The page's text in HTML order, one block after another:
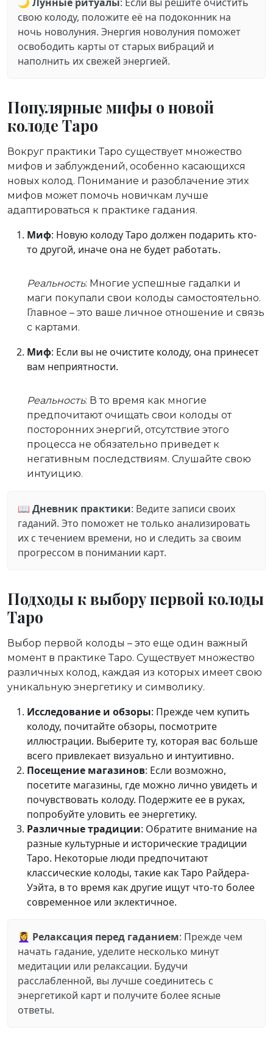
свою колоду, положите её на подоконник на
ночь новолуния. Энергия новолуния поможет
освободить карты от старых вибраций и
наполнить их свежей энергией.
Популярные мифы о новой
колоде Таро
Вокруг практики Таро существует множество
мифов и заблуждений, особенно касающихся
новых колод. Понимание и разоблачение этих
мифов может помочь новичкам лучше
адаптироваться к практике гадания.
Миф: Новую колоду Таро должен подарить кто-
то другой, иначе она не будет работать.
Реальность: Многие успешные гадалки и
маги покупали свои колоды самостоятельно.
Главное – это ваше личное отношение и связь
с картами.
Миф: Если вы не очистите колоду, она принесет
вам неприятности.
Реальность: В то время как многие
предпочитают очищать свои колоды от
посторонних энергий, отсутствие этого
процесса не обязательно приведет к
негативным последствиям. Слушайте свою
интуицию.
📖 Дневник практики: Ведите записи своих
гаданий. Это поможет не только анализировать
их с течением времени, но и следить за своим
прогрессом в понимании карт.
Подходы к выбору первой колоды
Таро
Выбор первой колоды – это еще один важный
момент в практике Таро. Существует множество
различных колод, каждая из которых имеет свою
уникальную энергетику и символику.
Исследование и обзоры: Прежде чем купить
колоду, почитайте обзоры, посмотрите
иллюстрации. Выберите ту, которая вас больше
всего привлекает визуально и интуитивно.
Посещение магазинов: Если возможно,
посетите магазины, где можно лично увидеть и
почувствовать колоду. Подержите ее в руках,
попробуйте уловить ее энергетику.
Различные традиции: Обратите внимание на
разные культурные и исторические традиции
Таро. Некоторые люди предпочитают
классические колоды, такие как Таро Райдера-
Уэйта, в то время как другие ищут что-то более
современное или эклектичное.
💆‍♀️ Релаксация перед гаданием: Прежде чем
начать гадание, уделите несколько минут
медитации или релаксации. Будучи
расслабленной, вы лучше соединитесь с
энергетикой карт и получите более ясные
ответы.